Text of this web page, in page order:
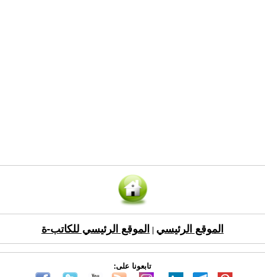
الموقع الرئيسي الموقع الرئيسي للكاتب-ة
تابعونا على: